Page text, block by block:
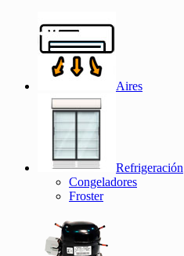
Aires
Refrigeración
Congeladores
Froster